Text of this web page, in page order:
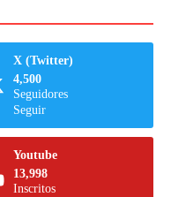
X (Twitter)
4,500
Seguidores
Seguir
Youtube
13,998
Inscritos